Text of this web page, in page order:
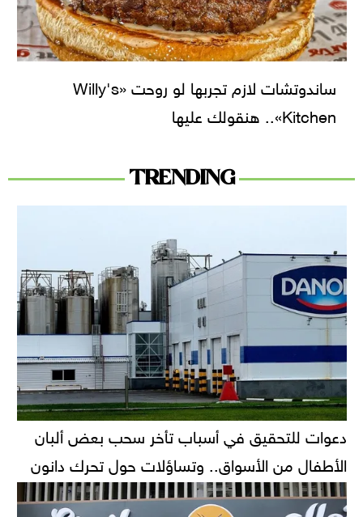
ساندوتشات لازم تجربها لو روحت «Willy's
Kitchen».. هنقولك عليها
TRENDING
دعوات للتحقيق في أسباب تأخر سحب بعض ألبان
الأطفال من الأسواق.. وتساؤلات حول تحرك دانون